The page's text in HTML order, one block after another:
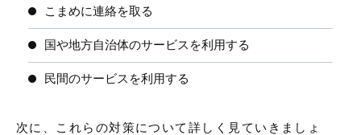
こまめに連絡を取る
国や地方自治体のサービスを利用する
民間のサービスを利用する
次に、これらの対策について詳しく見ていきましょ